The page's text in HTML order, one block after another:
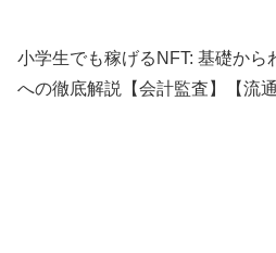
小学生でも稼げるNFT: 基礎から
への徹底解説【会計監査】【流